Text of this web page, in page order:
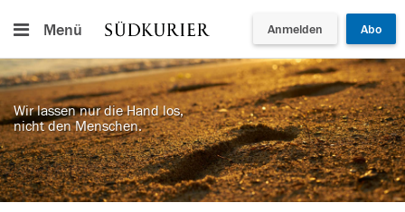
Menü Anmelden Abo
Wir lassen nur die Hand los,
nicht den Menschen.